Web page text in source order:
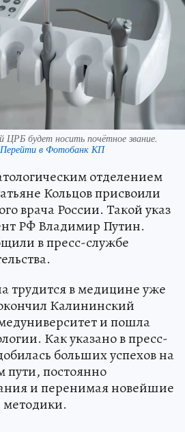
ЦРБ будет носить почётное звание.
Перейти в Фотобанк КП
отделением
Кольцов присвоили
врача России. Такой указ
РФ Владимир Путин.
в пресс-службе
трудится в медицине уже
Калининский
и пошла
Как указано в пресс-
больших успехов на
пути, постоянно
и перенимая новейшие